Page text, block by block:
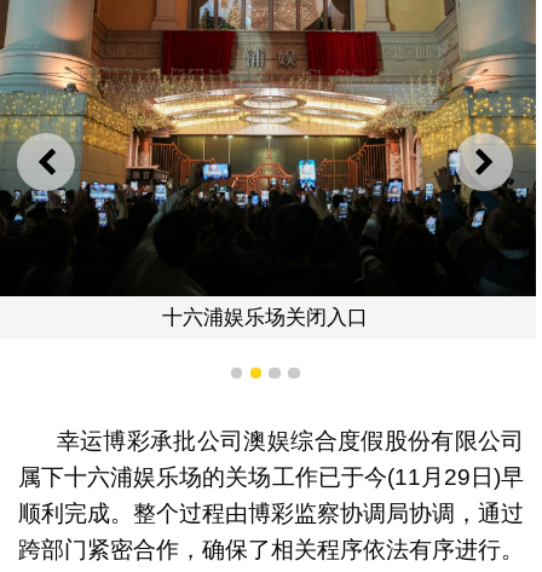
上一则 下一
十六浦娱乐场关闭入口
1 2 3 4
幸运博彩承批公司澳娱综合度假股份有限公司
属下十六浦娱乐场的关场工作已于今(11月29日)早
顺利完成。整个过程由博彩监察协调局协调，通过
跨部门紧密合作，确保了相关程序依法有序进行。